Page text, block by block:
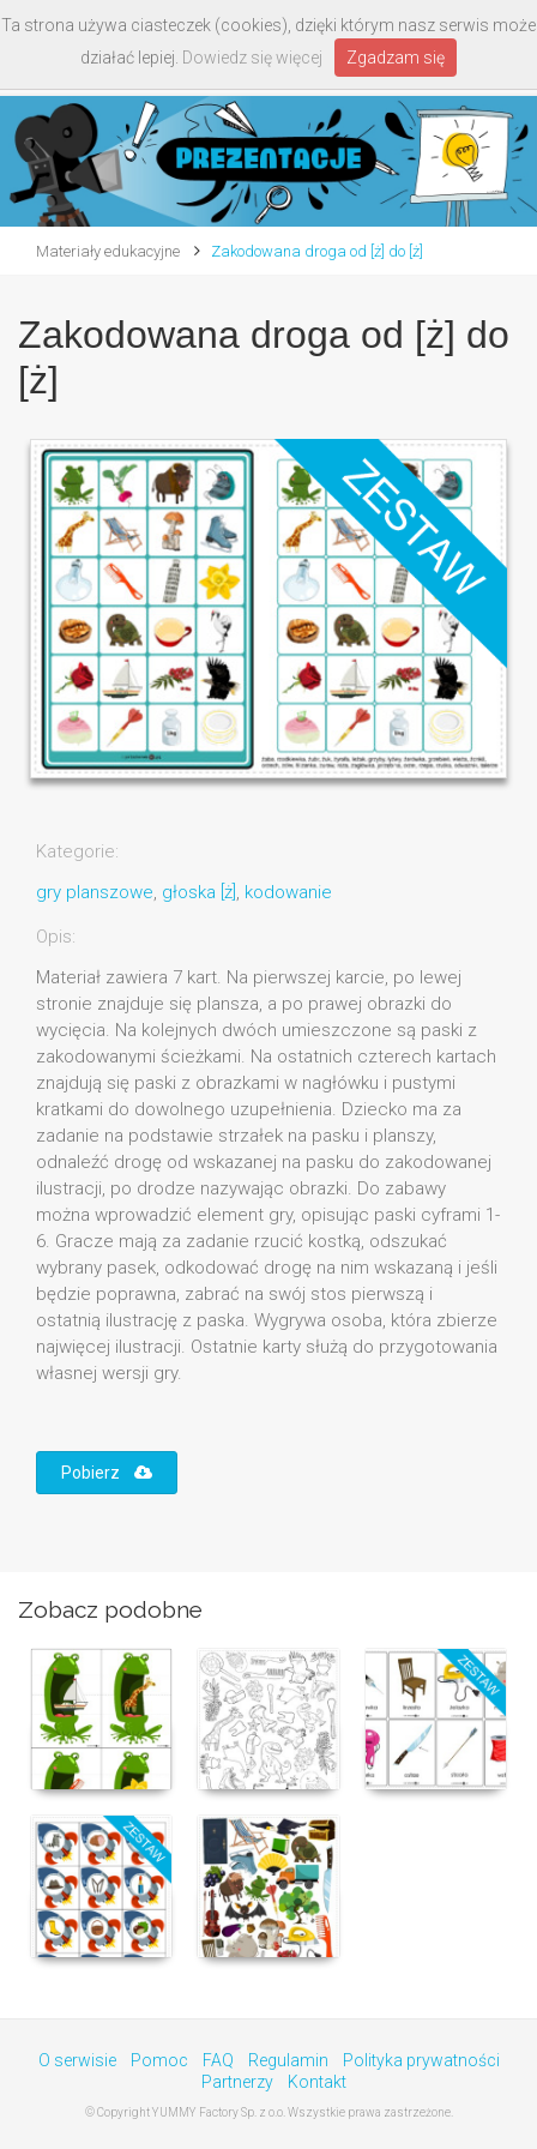
Materiały edukacyjne Zakodowana droga od [ż] do [ż]
Zakodowana droga od [ż] do
[ż]
Kategorie:
gry planszowe, głoska [ż] , kodowanie
Opis:
Materiał zawiera 7 kart. Na pierwszej karcie, po lewej
stronie znajduje się plansza, a po prawej obrazki do
wycięcia. Na kolejnych dwóch umieszczone są paski z
zakodowanymi ścieżkami. Na ostatnich czterech kartach
znajdują się paski z obrazkami w nagłówku i pustymi
kratkami do dowolnego uzupełnienia. Dziecko ma za
zadanie na podstawie strzałek na pasku i planszy,
odnaleźć drogę od wskazanej na pasku do zakodowanej
ilustracji, po drodze nazywając obrazki. Do zabawy
można wprowadzić element gry, opisując paski cyframi 1-
6. Gracze mają za zadanie rzucić kostką, odszukać
wybrany pasek, odkodować drogę na nim wskazaną i jeśli
będzie poprawna, zabrać na swój stos pierwszą i
ostatnią ilustrację z paska. Wygrywa osoba, która zbierze
najwięcej ilustracji. Ostatnie karty służą do przygotowania
własnej wersji gry.
Pobierz
Zobacz podobne
O serwisie Pomoc FAQ Regulamin
Polityka prywatności
Partnerzy
Kontakt
© Copyright YUMMY Factory Sp. z o.o. Wszystkie prawa zastrzeżone.
Ta strona używa ciasteczek (cookies), dzięki którym nasz serwis może
działać lepiej. Dowiedz się więcej Zgadzam się